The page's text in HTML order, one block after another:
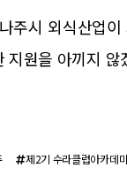
주시 외식산업
지원을 아끼지 않
제2기 수라클럽아카데미